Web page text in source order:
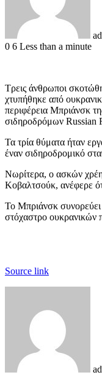
0 6 Less than a minute
Τρεις άνθρωποι
χτυπήθηκε από
περιφέρεια Μπριάνσκ
σιδηροδρόμων Russian
Τα τρία θύματα ήταν
έναν σιδηροδρομικό
Νωρίτερα, ο ασκών
Κοβαλτσούκ, ανέφερε
Το Μπριάνσκ συνορεύει
στόχαστρο ουκρανικών
Source link